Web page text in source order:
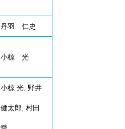
丹羽 仁史
小椋 光
小椋 光, 野井
健太郎, 村田